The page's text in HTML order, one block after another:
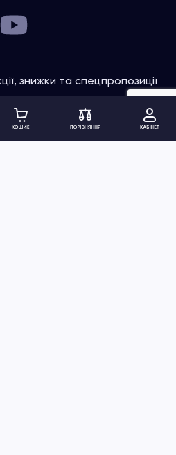
знижки та спецпропозиції